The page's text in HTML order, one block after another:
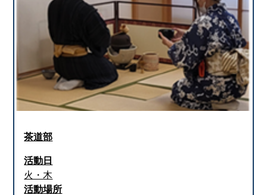
茶道部
活動日
火・木
活動場所